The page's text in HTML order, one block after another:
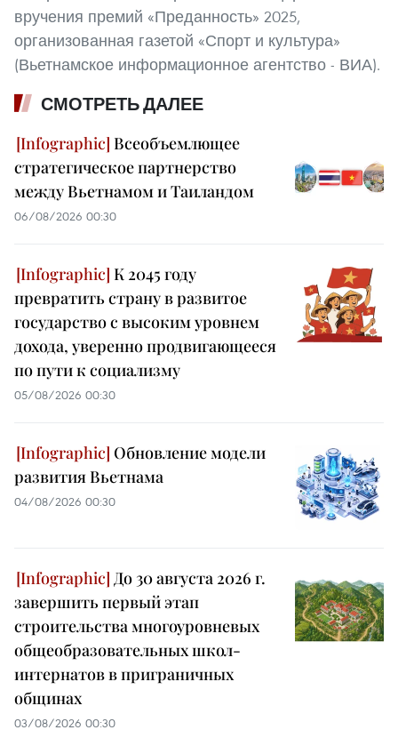
вручения премий «Преданность» 2025,
организованная газетой «Спорт и культура»
(Вьетнамское информационное агентство - ВИА).
СМОТРЕТЬ ДАЛЕЕ
Всеобъемлющее
стратегическое партнерство
между Вьетнамом и Таиландом
06/08/2026 00:30
К 2045 году
превратить страну в развитое
государство с высоким уровнем
дохода, уверенно продвигающееся
по пути к социализму
05/08/2026 00:30
Обновление модели
развития Вьетнама
04/08/2026 00:30
До 30 августа 2026 г.
завершить первый этап
строительства многоуровневых
общеобразовательных школ-
интернатов в приграничных
общинах
03/08/2026 00:30